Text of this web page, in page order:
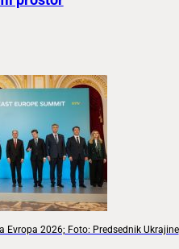
Evropa 2026; Foto: Predsednik Ukrajine